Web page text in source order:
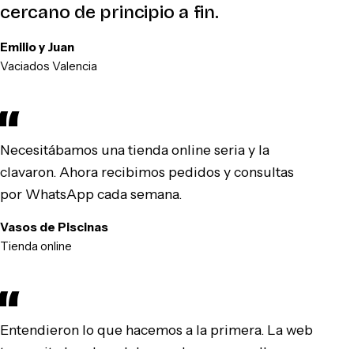
cercano de principio a fin.
Emilio y Juan
Vaciados Valencia
Necesitábamos una tienda online seria y la
clavaron. Ahora recibimos pedidos y consultas
por WhatsApp cada semana.
Vasos de Piscinas
Tienda online
Entendieron lo que hacemos a la primera. La web